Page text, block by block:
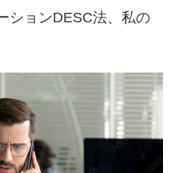
ションDESC法、私の